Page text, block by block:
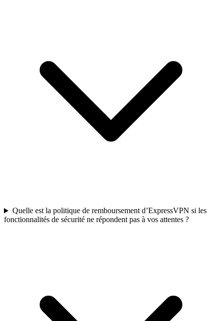
Quelle est la politique de remboursement d’ExpressVPN si les
fonctionnalités de sécurité ne répondent pas à vos attentes ?